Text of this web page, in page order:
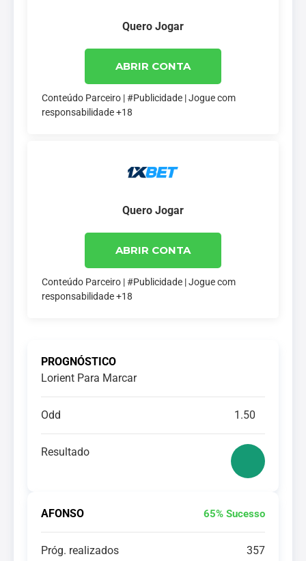
Quero Jogar
ABRIR CONTA
Conteúdo Parceiro | #Publicidade | Jogue com
responsabilidade +18
Quero Jogar
ABRIR CONTA
Conteúdo Parceiro | #Publicidade | Jogue com
responsabilidade +18
PROGNÓSTICO
Lorient Para Marcar
Odd 1.50
Resultado
AFONSO 65% Sucesso
Próg. realizados 357